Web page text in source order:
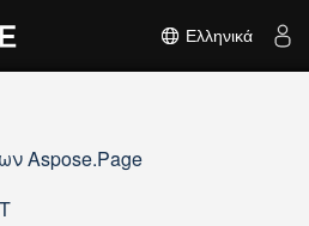
Ελληνικά
Aspose.Page